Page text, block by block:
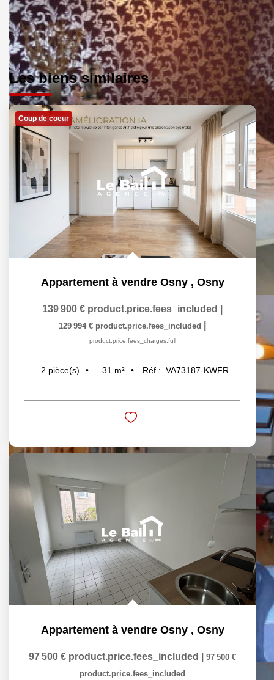
Les biens similaires
Coup de coeur
Appartement à vendre Osny , Osny
139 900 € product.price.fees_included
129 994 € product.price.fees_included
product.price.fees_charges.full
2 pièce(s) 31 m² Réf : VA73187-KWFR
Appartement à vendre Osny , Osny
97 500 € product.price.fees_included
97 500 €
product.price.fees_included